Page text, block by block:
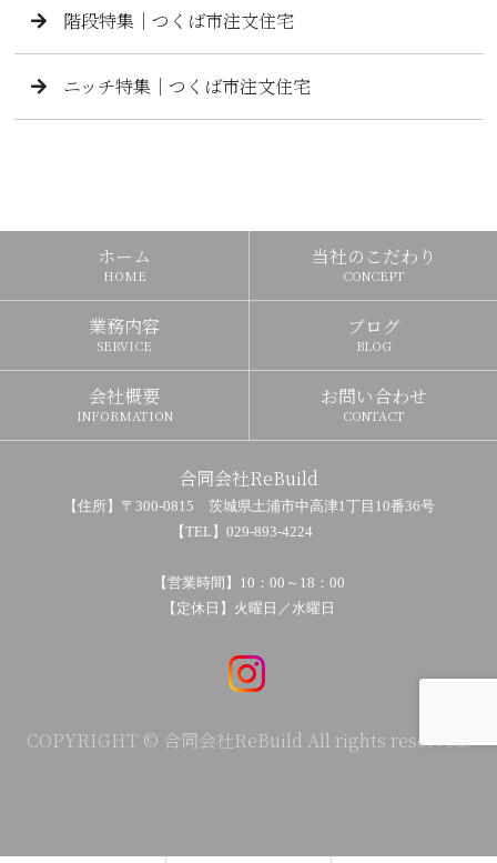
階段特集｜つくば市注文住宅
ニッチ特集｜つくば市注文住宅
ホーム
HOME
当社のこだわり
CONCEPT
業務内容
SERVICE
ブログ
BLOG
会社概要
INFORMATION
お問い合わせ
CONTACT
合同会社ReBuild
【住所】〒300-0815 茨城県土浦市中高津1丁目10番36号
【TEL】029-893-4224
【営業時間】10：00～18：00
【定休日】火曜日／水曜日
COPYRIGHT © 合同会社ReBuild All rights reserved.